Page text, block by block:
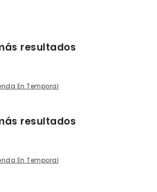
resultados
En Temporal
resultados
En Temporal